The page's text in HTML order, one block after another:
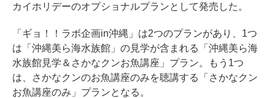
カイホリデーのオプショナルプランとして発売した。
「ギョ！！ラボ企画in沖縄」は2つのプランがあり、1つ
は「沖縄美ら海水族館」の見学が含まれる「沖縄美ら海
水族館見学＆さかなクンお魚講座」プラン。もう1つ
は、さかなクンのお魚講座のみを聴講する「さかなクン
お魚講座のみ」プランとなる。